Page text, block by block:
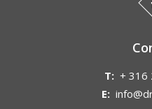
T: + 316
E: